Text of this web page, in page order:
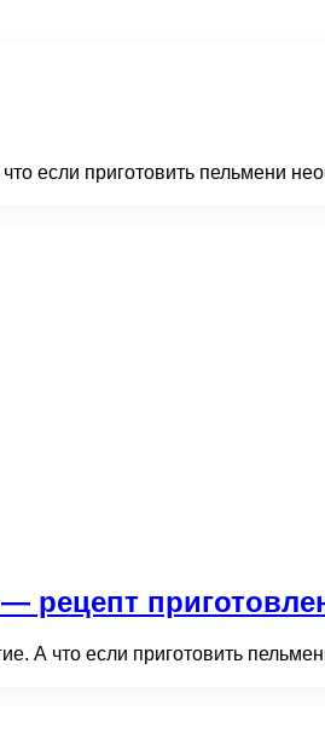
если приготовить пельмени
А что если приготовить